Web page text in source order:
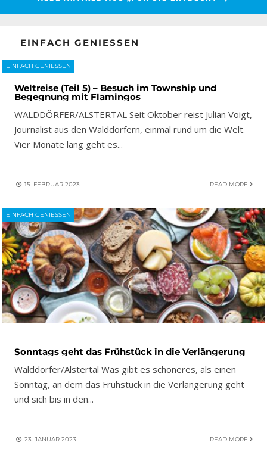
EINFACH GENIESSEN
EINFACH GENIESSEN
Weltreise (Teil 5) – Besuch im Township und
Begegnung mit Flamingos
WALDDÖRFER/ALSTERTAL Seit Oktober reist Julian Voigt,
Journalist aus den Walddörfern, einmal rund um die Welt.
Vier Monate lang geht es...
15. FEBRUAR 2023 READ MORE
EINFACH GENIESSEN
Sonntags geht das Frühstück in die Verlängerung
Walddörfer/Alstertal Was gibt es schöneres, als einen
Sonntag, an dem das Frühstück in die Verlängerung geht
und sich bis in den...
23. JANUAR 2023 READ MORE